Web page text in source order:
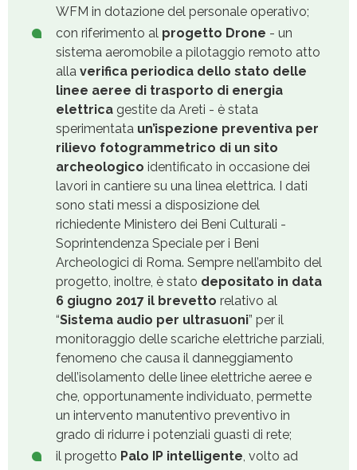
WFM in dotazione del personale operativo;
con riferimento al progetto Drone - un
sistema aeromobile a pilotaggio remoto atto
alla verifica periodica dello stato delle
linee aeree di trasporto di energia
elettrica gestite da Areti - è stata
sperimentata un’ispezione preventiva per
rilievo fotogrammetrico di un sito
archeologico identificato in occasione dei
lavori in cantiere su una linea elettrica. I dati
sono stati messi a disposizione del
richiedente Ministero dei Beni Culturali -
Soprintendenza Speciale per i Beni
Archeologici di Roma. Sempre nell’ambito del
progetto, inoltre, è stato depositato in data
6 giugno 2017 il brevetto relativo al
“Sistema audio per ultrasuoni” per il
monitoraggio delle scariche elettriche parziali,
fenomeno che causa il danneggiamento
dell’isolamento delle linee elettriche aeree e
che, opportunamente individuato, permette
un intervento manutentivo preventivo in
grado di ridurre i potenziali guasti di rete;
il progetto Palo IP intelligente, volto ad